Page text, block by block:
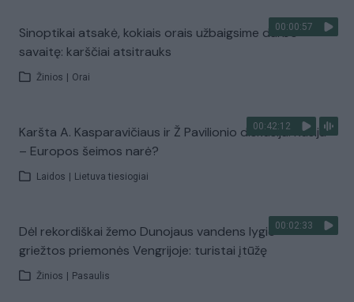
00:00:57
Sinoptikai atsakė, kokiais orais užbaigsime darbo
savaitę: karščiai atsitrauks
Žinios Orai
00:42:12
Karšta A. Kasparavičiaus ir Ž Pavilionio diskusija: Rusija
– Europos šeimos narė?
Laidos Lietuva tiesiogiai
00:02:33
Dėl rekordiškai žemo Dunojaus vandens lygio –
griežtos priemonės Vengrijoje: turistai įtūžę
Žinios Pasaulis